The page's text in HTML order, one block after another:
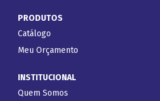
PRODUTOS
Catálogo
Meu Orçamento
INSTITUCIONAL
Quem Somos